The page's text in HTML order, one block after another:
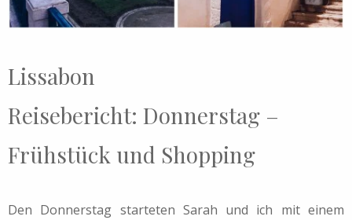
Lissabon
Reisebericht: Donnerstag –
Frühstück und Shopping
Den Donnerstag starteten Sarah und ich mit einem